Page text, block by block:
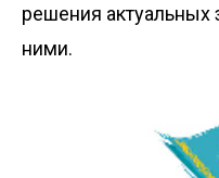
решения актуальных
ними.